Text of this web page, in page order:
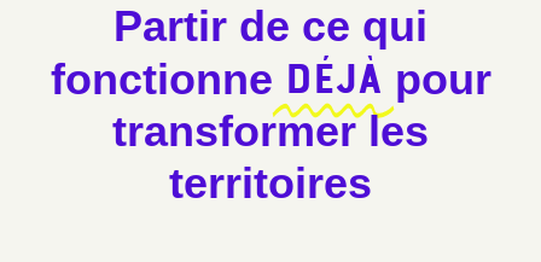
Partir de ce qui
fonctionne déjà pour
transformer les
territoires​